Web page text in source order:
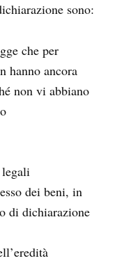
sono:
che per
hanno ancora
non vi abbiano
dei beni, in
di dichiarazione